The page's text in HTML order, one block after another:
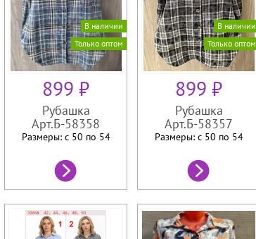
В наличии
Только оптом
899 ₽
Рубашка
Арт.Б-58358
Размеры: с 50 по 54
В наличии
Только оптом
899 ₽
Рубашка
Арт.Б-58357
Размеры: с 50 по 54